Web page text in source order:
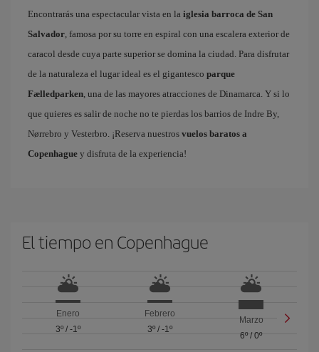
Encontrarás una espectacular vista en la iglesia barroca de San
Salvador, famosa por su torre en espiral con una escalera exterior de
caracol desde cuya parte superior se domina la ciudad. Para disfrutar
de la naturaleza el lugar ideal es el gigantesco parque
Fælledparken, una de las mayores atracciones de Dinamarca. Y si lo
que quieres es salir de noche no te pierdas los barrios de Indre By,
Nørrebro y Vesterbro. ¡Reserva nuestros vuelos baratos a
Copenhague y disfruta de la experiencia!
El tiempo en Copenhague
Enero
3º/ -1º
Febrero
3º/ -1º
Marzo
6º/0º